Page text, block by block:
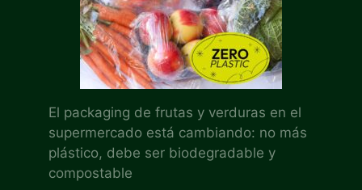
El packaging de frutas y verduras en el
supermercado está cambiando: no más
plástico, debe ser biodegradable y
compostable